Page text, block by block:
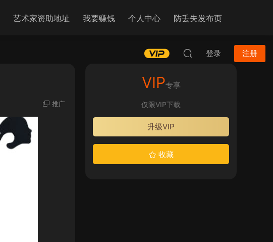
艺术家资助地址 我要赚钱 个人中心 防丢失发布页
登录 注册
推广
VIP专享
仅限VIP下载
升级VIP
收藏